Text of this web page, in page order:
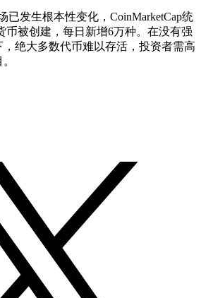
已发生根本性变化，CoinMarketCap统
币被创建，每日新增6万种。在没有强
绝大多数代币难以存活，投资者需高